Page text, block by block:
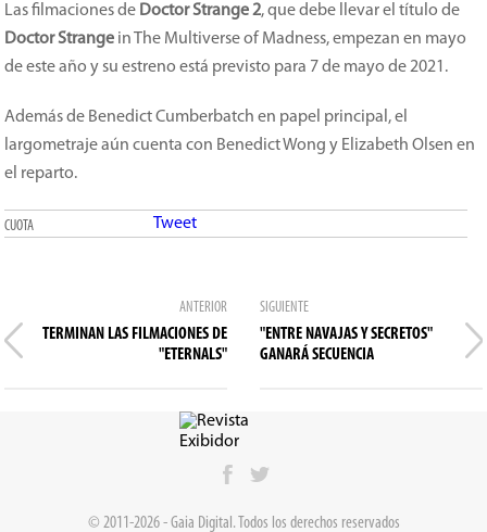
Las filmaciones de Doctor Strange 2, que debe llevar el título de
Doctor Strange in The Multiverse of Madness, empezan en mayo
de este año y su estreno está previsto para 7 de mayo de 2021.
Además de Benedict Cumberbatch en papel principal, el
largometraje aún cuenta con Benedict Wong y Elizabeth Olsen en
el reparto.
CUOTA Tweet
ANTERIOR
TERMINAN LAS FILMACIONES DE
"ETERNALS"
SIGUIENTE
"ENTRE NAVAJAS Y SECRETOS"
GANARÁ SECUENCIA
© 2011-2026 - Gaia Digital. Todos los derechos reservados